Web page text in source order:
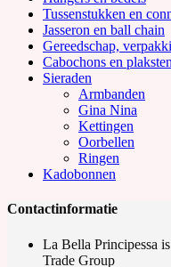
Tussenstukken en
Jasseron en ball chain
Gereedschap,
Cabochons en
Sieraden
Armbanden
Gina Nina
Kettingen
Oorbellen
Ringen
Kadobonnen
Contactinformatie
La Bella Principessa
Trade Group